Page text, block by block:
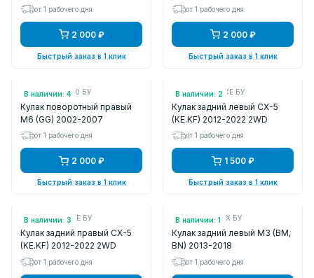
от 1 рабочего дня
2 000 ₽
Быстрый заказ в 1 клик
от 1 рабочего дня
2 000 ₽
Быстрый заказ в 1 клик
В наличии: 4
Арт.: GR1A33020 БУ
Кулак поворотный правый
M6 (GG) 2002-2007
от 1 рабочего дня
2 000 ₽
Быстрый заказ в 1 клик
В наличии: 2
Арт.: KD312612XE БУ
Кулак задний левый CX-5
(KE.KF) 2012-2022 2WD
от 1 рабочего дня
1 500 ₽
Быстрый заказ в 1 клик
В наличии: 3
Арт.: KD312611XE БУ
Кулак задний правый CX-5
(KE.KF) 2012-2022 2WD
от 1 рабочего дня
В наличии: 1
Арт.: B45A2612X БУ
Кулак задний левый M3 (BM,
BN) 2013-2018
от 1 рабочего дня